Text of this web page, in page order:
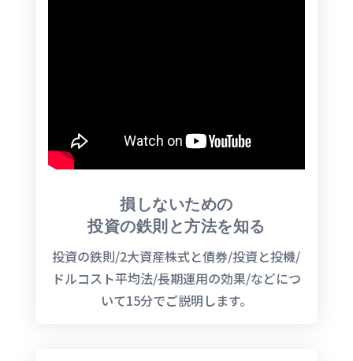
損しないための
投資の鉄則と方法を知る
投資の鉄則/2大資産株式と債券/投資と投機/
ドルコスト平均法/長期運用の効果/などにつ
いて15分でご説明します。